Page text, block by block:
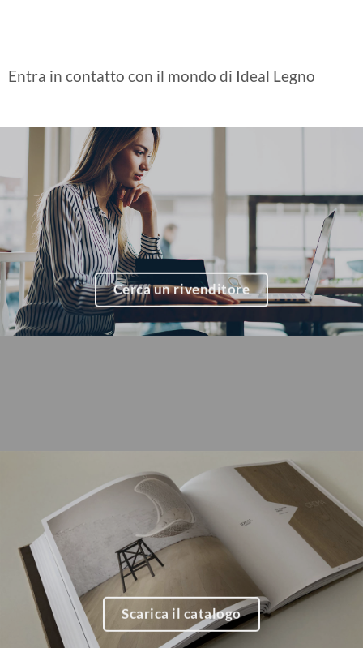
Entra in contatto con il mondo di Ideal Legno
Cerca un rivenditore
Scarica il catalogo